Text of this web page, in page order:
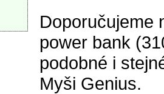
Doporučujeme
power bank
podobné i
Myši Genius.